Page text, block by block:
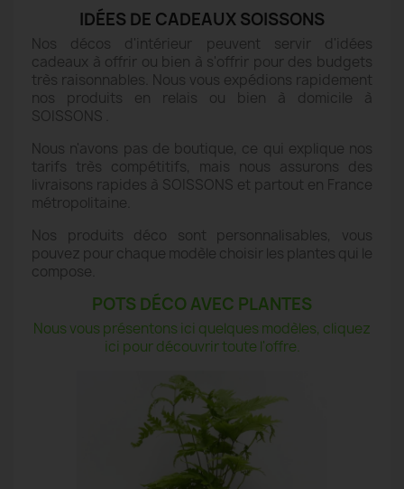
IDÉES DE CADEAUX SOISSONS
Nos décos d'intérieur peuvent servir d'idées
cadeaux à offrir ou bien à s'offrir pour des budgets
très raisonnables. Nous vous expédions rapidement
nos produits en relais ou bien à domicile à
SOISSONS .
Nous n'avons pas de boutique, ce qui explique nos
tarifs très compétitifs, mais nous assurons des
livraisons rapides à SOISSONS et partout en France
métropolitaine.
Nos produits déco sont personnalisables, vous
pouvez pour chaque modèle choisir les plantes qui le
compose.
POTS DÉCO AVEC PLANTES
Nous vous présentons ici quelques modèles, cliquez
ici pour découvrir toute l'offre.